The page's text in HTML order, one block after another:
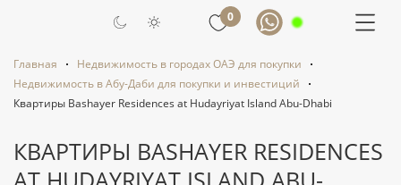
0
Главная
Недвижимость в городах ОАЭ для покупки
Недвижимость в Абу-Даби для покупки и инвестиций
Квартиры Bashayer Residences at Hudayriyat Island Abu-Dhabi
КВАРТИРЫ BASHAYER RESIDENCES